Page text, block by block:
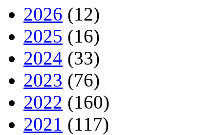
2026 (12)
2025 (16)
2024 (33)
2023 (76)
2022 (160)
2021 (117)